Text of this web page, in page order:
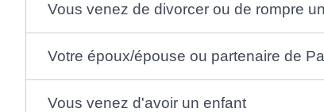
Vous venez de divorcer ou de rompre
Votre époux/épouse ou partenaire de
Vous venez d'avoir un enfant